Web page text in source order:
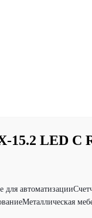
15.2 LED C
для автоматизации
Металлическая